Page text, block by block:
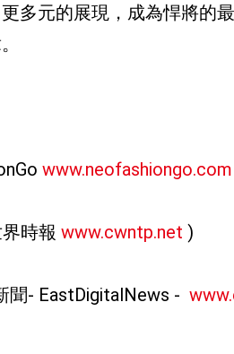
多元的展現，成為悍將的
www.neofashiongo.com
時報 www.cwntp.net )
聞- EastDigitalNews -